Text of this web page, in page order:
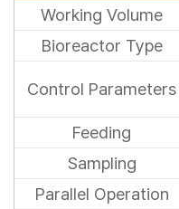
Working Volume
Bioreactor Type
Control Parameters
Feeding
Sampling
Parallel Operation